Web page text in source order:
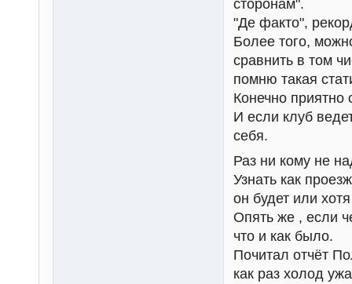
сторонам".
"Де факто",
Более того,
сравнить в том
помню такая
Конечно приятно
И если клуб
себя.
Раз ни кому не
Узнать как
он будет или
Опять же , если
что и как было.
Почитал отчёт
как раз холод